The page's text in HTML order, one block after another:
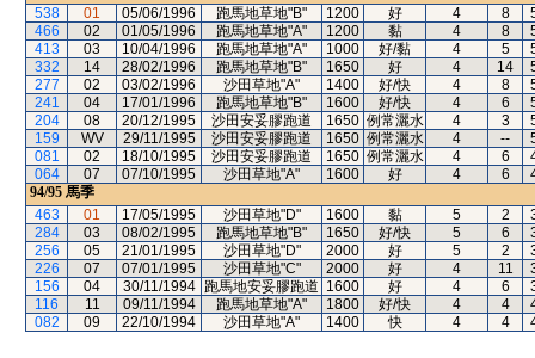
538
01 05/06/1996 跑馬地草地"B" 1200 好 4 8
466
02 01/05/1996 跑馬地草地"A" 1200 黏 4 8
413
03 10/04/1996 跑馬地草地"A" 1000 好/黏 4 5
332
14 28/02/1996 跑馬地草地"B" 1650 好 4 14
277
02 03/02/1996 沙田草地"A" 1400 好/快 4 8
241
04 17/01/1996 跑馬地草地"B" 1600 好/快 4 6
204
08 20/12/1995 沙田安妥膠跑道 1650 例常灑水 4 3
159
WV 29/11/1995 沙田安妥膠跑道 1650 例常灑水 4 --
081
02 18/10/1995 沙田安妥膠跑道 1650 例常灑水 4 6
064
07 07/10/1995 沙田草地"A" 1600 好 4 6
94/95 馬季
463
01 17/05/1995 沙田草地"D" 1600 黏 5 2
284
03 08/02/1995 跑馬地草地"B" 1650 好/快 5 6
256
05 21/01/1995 沙田草地"D" 2000 好 5 2
226
07 07/01/1995 沙田草地"C" 2000 好 4 11
156
04 30/11/1994 跑馬地安妥膠跑道 1600 好 4 6
116
11 09/11/1994 跑馬地草地"A" 1800 好/快 4 4
082
09 22/10/1994 沙田草地"A" 1400 快 4 4